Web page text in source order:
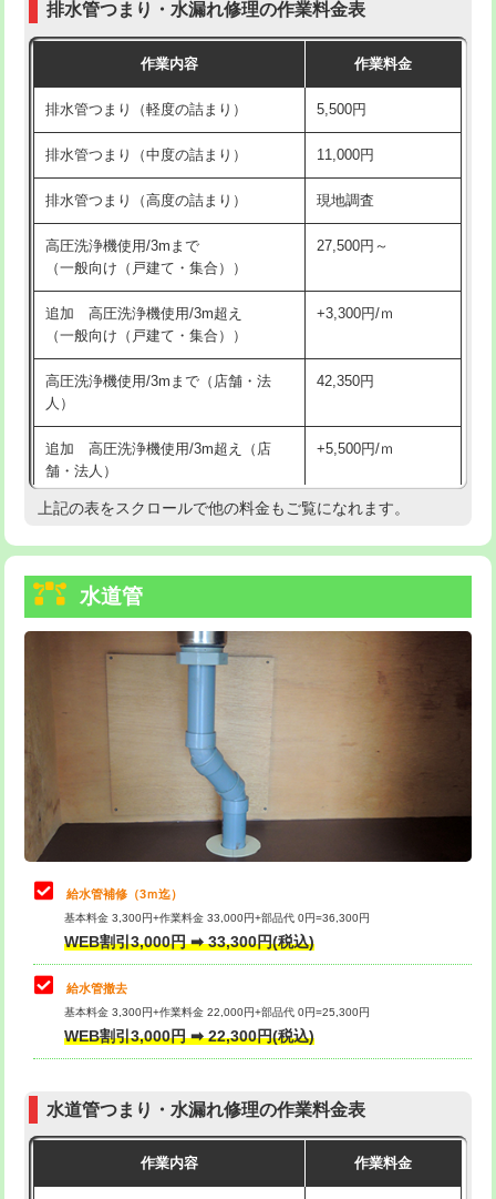
追加人工 16,500円
現場見積
※給水管工事は20mmまでの価格です。
持込商品取付（単水栓） 13,200円
持込商品取付（混合水栓） 16,500円
持込商品取付（浄水器・分岐水栓） 16,500円
給水管工事※（ホール加工) 16,500円
給水管工事※（バンド止め) 3,300円
給水管工事※（支持金具設置)
給水管工事※（保温材使用（バンド止
め込み）)
5,500円
給水管工事※（土の掘削・埋め戻し作
業)
11,000円
給水管工事※（塩ビ管（VP・HI）使
用/3ｍまで)
33,000円
給水管工事※（塩ビ管（VP・HI）使
+8,800円
給水管工事※（ライニング鋼管・銅
管・ポリ管・HT管使用/3ｍまで)
給水管工事※（ライニング鋼管・銅
管・ポリ管・HT管使用/3ｍ超え)
排水管工事（土の掘削・埋め戻し作
11,000円~
排水管工事（排水管工事/3ｍまで） 55,000円
排水管工事（追加 排水管工事/3ｍ超
マス交換（土の掘削・埋め戻し作業）
マス交換（深さ50㎝未満）
マス交換（深さ50㎝以上）
コンクリート斫り（厚さ10㎝まで）
モルタル補修（厚さ10㎝超え） 38,500円
排水管つまり・水漏れ修理の作業料金表
作業内容 作業料金
排水管つまり（軽度の詰まり） 5,500円
排水管つまり（中度の詰まり） 11,000円
排水管つまり（高度の詰まり） 現地調査
高圧洗浄機使用/3mまで
（一般向け（戸建て・集合））
27,500円～
追加 高圧洗浄機使用/3m超え
（一般向け（戸建て・集合））
+3,300円/ｍ
高圧洗浄機使用/3mまで（店舗・法
人）
42,350円
追加 高圧洗浄機使用/3m超え（店
舗・法人）
+5,500円/ｍ
高度高圧洗浄換 現地調査
トーラー機使用/3mまで
追加トーラー機使用/3m超え
33,000円
8,800円
止水・漏水調査・防水処理・清掃・修
理・調整・分解・加工など（軽作業）
11,000円
止水・漏水調査・防水処理・清掃・修
理・調整・分解・加工など（中作業）
止水・漏水調査・防水処理・清掃・修
理・調整・分解・加工など（重作業）
33,000円
その他部品の脱着
交換・取付（タンク）
式）)
式・ワンホール）)
上記の表をスクロールで他の料金もご覧になれます。
水道管
給水管補修（3ｍ迄）
基本料金 3,300円+作業料金 33,000円+部品代 0円=36,300円
WEB割引3,000円 ➡ 33,300円(税込)
給水管撤去
基本料金 3,300円+作業料金 22,000円+部品代 0円=25,300円
WEB割引3,000円 ➡ 22,300円(税込)
水道管つまり・水漏れ修理の作業料金表
作業内容 作業料金